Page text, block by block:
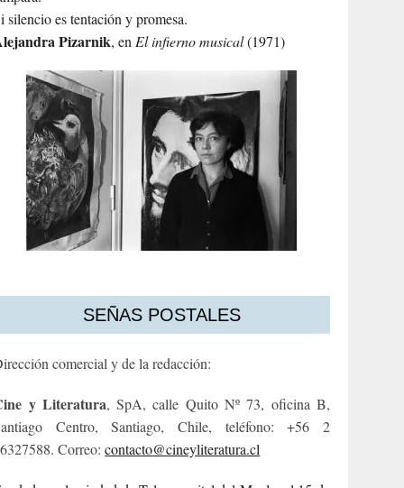
silencio es tentación y promesa.
Pizarnik, enEl infierno musical(1971)
SEÑAS POSTALES
comercial y de la redacción:
y Literatura, SpA, calle Quito Nº 73, oficina B,
Centro, Santiago, Chile, teléfono: +56 2
Correo:contacto@cineyliteratura.cl